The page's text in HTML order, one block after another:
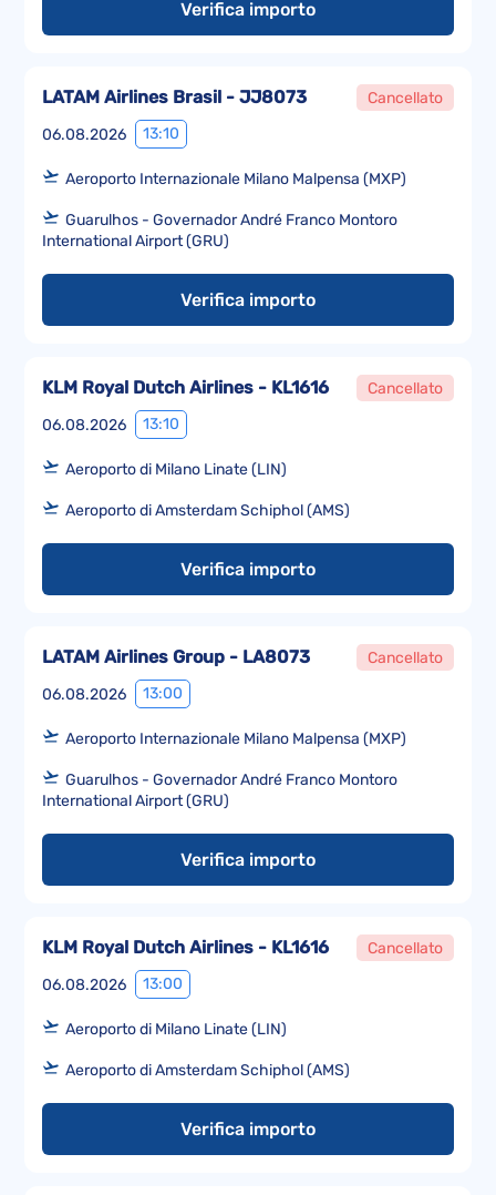
Verifica importo
06.08.2026 13:10
LATAM Airlines Brasil - JJ8073 Cancellato
Aeroporto Internazionale Milano Malpensa (MXP)
Guarulhos - Governador André Franco Montoro
International Airport (GRU)
Verifica importo
06.08.2026 13:10
KLM Royal Dutch Airlines - KL1616 Cancellato
Aeroporto di Milano Linate (LIN)
Aeroporto di Amsterdam Schiphol (AMS)
Verifica importo
06.08.2026 13:00
LATAM Airlines Group - LA8073 Cancellato
Aeroporto Internazionale Milano Malpensa (MXP)
Guarulhos - Governador André Franco Montoro
International Airport (GRU)
Verifica importo
06.08.2026 13:00
KLM Royal Dutch Airlines - KL1616 Cancellato
Aeroporto di Milano Linate (LIN)
Aeroporto di Amsterdam Schiphol (AMS)
Verifica importo